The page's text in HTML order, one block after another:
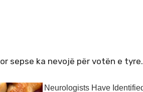
sepse ka nevojë për votën e tyre.